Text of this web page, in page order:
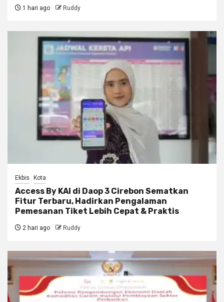
1 hari ago Ruddy
Ekbis Kota
Access By KAI di Daop 3 Cirebon Sematkan
Fitur Terbaru, Hadirkan Pengalaman
Pemesanan Tiket Lebih Cepat & Praktis
2 hari ago Ruddy